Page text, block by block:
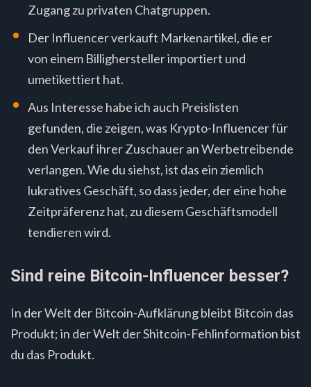
Zugang zu privaten Chatgruppen.
Der Influencer verkauft Markenartikel, die er
von einem Billighersteller importiert und
umetikettiert hat.
Aus Interesse habe ich auch Preislisten
gefunden, die zeigen, was Krypto-Influencer für
den Verkauf ihrer Zuschauer an Werbetreibende
verlangen. Wie du siehst, ist das ein ziemlich
lukratives Geschäft, so dass jeder, der eine hohe
Zeitpräferenz hat, zu diesem Geschäftsmodell
tendieren wird.
Sind reine Bitcoin-Influencer besser?
In der Welt der Bitcoin-Aufklärung bleibt Bitcoin das
Produkt; in der Welt der Shitcoin-Fehlinformation bist
du das Produkt.